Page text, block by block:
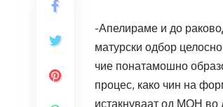
-Апелираме и до
матурски одбор
чие понатамошно
процес, како чин на
истакнуваат од МОН